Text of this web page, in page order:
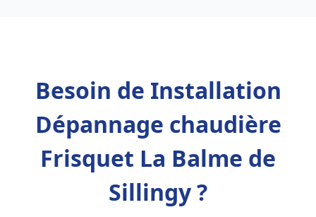
Besoin de Installation
Dépannage chaudière
Frisquet La Balme de
Sillingy ?